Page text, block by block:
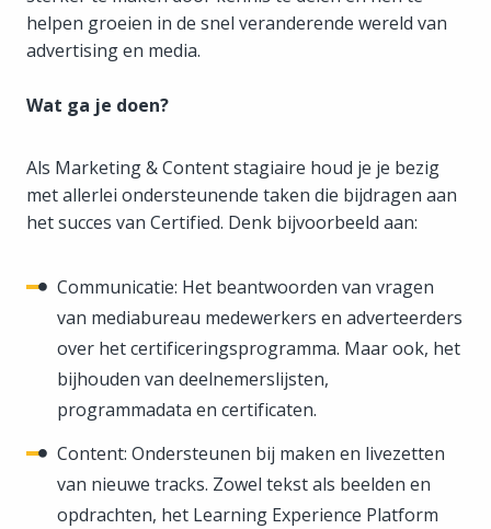
helpen groeien in de snel veranderende wereld van
advertising en media.
Wat ga je doen?
Als Marketing & Content stagiaire houd je je bezig
met allerlei ondersteunende taken die bijdragen aan
het succes van Certified. Denk bijvoorbeeld aan:
Communicatie: Het beantwoorden van vragen
van mediabureau medewerkers en adverteerders
over het certificeringsprogramma. Maar ook, het
bijhouden van deelnemerslijsten,
programmadata en certificaten.
Content: Ondersteunen bij maken en livezetten
van nieuwe tracks. Zowel tekst als beelden en
opdrachten, het Learning Experience Platform